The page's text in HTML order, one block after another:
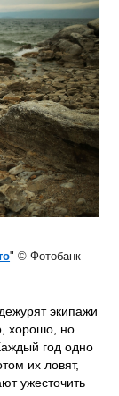
" © Фотобанк
экипажи
хорошо, но
год одно
их ловят,
ужесточить